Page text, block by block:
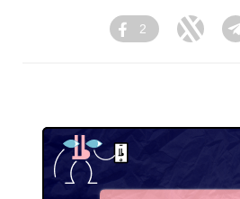
Facebook
2